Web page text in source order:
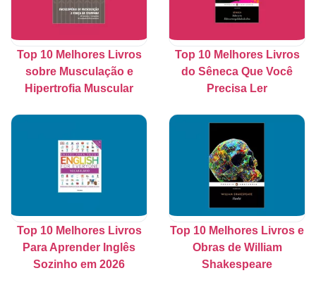
Top 10 Melhores Livros
sobre Musculação e
Hipertrofia Muscular
Top 10 Melhores Livros
do Sêneca Que Você
Precisa Ler
Top 10 Melhores Livros
Para Aprender Inglês
Sozinho em 2026
Top 10 Melhores Livros e
Obras de William
Shakespeare